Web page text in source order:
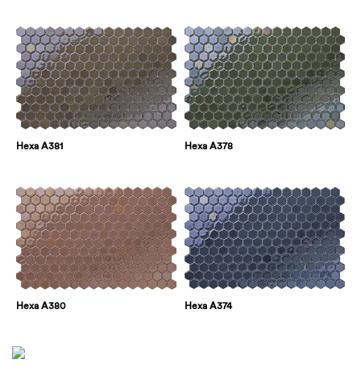
Hexa A381 Hexa A378
Hexa A380 Hexa A374